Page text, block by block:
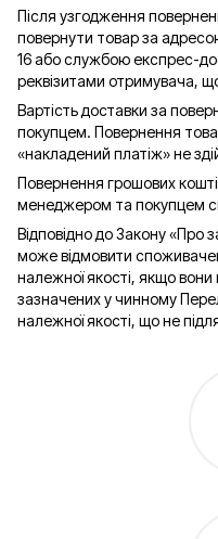
Після узгодження
повернути товар за
16 або службою експрес-
реквізитами отримувача,
Вартість доставки за
покупцем. Повернення
«накладений платіж» не
Повернення грошових
менеджером та покупцем
Відповідно до Закону «Про
може відмовити
належної якості, якщо
зазначених у чинному
належної якості, що не